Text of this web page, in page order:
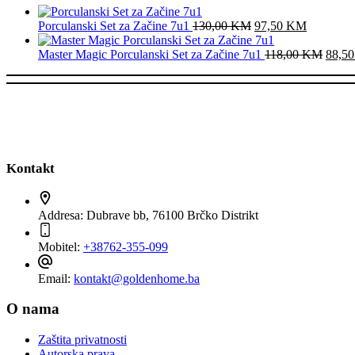
Porculanski Set za Začine 7u1 130,00KM Original
price
was:
97,50 KMCurrent
is:
Master Magic Porculanski Set za Začine 7u1 118,00KM
was:
88,50
Kontakt
Addresa: Dubrave bb, 76100 Brčko Distrikt
Mobitel: +38762-355-099
Email: kontakt@goldenhome.ba
O nama
Zaštita privatnosti